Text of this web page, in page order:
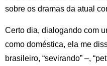
sobre os dramas da atual
Certo dia, dialogando com
como doméstica, ela me
brasileiro, “sevirando” –,